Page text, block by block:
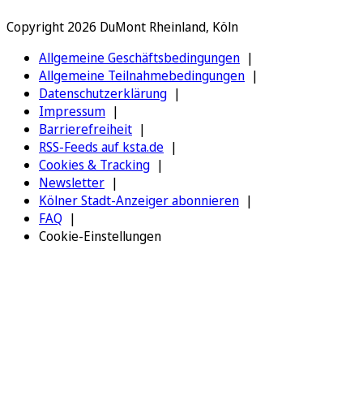
Copyright 2026 DuMont Rheinland, Köln
Allgemeine Geschäftsbedingungen
Allgemeine Teilnahmebedingungen
Datenschutzerklärung
Impressum
Barrierefreiheit
RSS-Feeds auf ksta.de
Cookies & Tracking
Newsletter
Kölner Stadt-Anzeiger abonnieren
FAQ
Cookie-Einstellungen